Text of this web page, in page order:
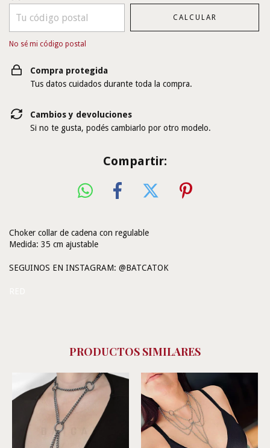
CALCULAR
No sé mi código postal
Compra protegida
Tus datos cuidados durante toda la compra.
Cambios y devoluciones
Si no te gusta, podés cambiarlo por otro modelo.
Compartir:
Choker collar de cadena con regulable
Medida: 35 cm ajustable
SEGUINOS EN INSTAGRAM: @BATCATOK
PRODUCTOS SIMILARES